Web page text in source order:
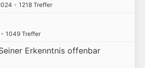
• 1218 Treffer
• 1049 Treffer
Erkenntnis offenbar